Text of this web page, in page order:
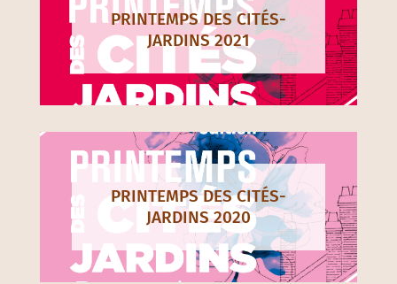
PRINTEMPS DES CITÉS-
JARDINS 2021
PRINTEMPS DES CITÉS-
JARDINS 2020